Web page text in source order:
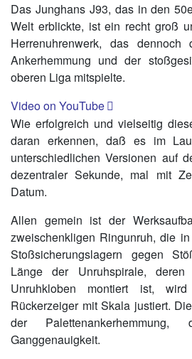
Das Junghans J93, das in den
Welt erblickte, ist ein recht groß
Herrenuhrenwerk, das
Ankerhemmung und der
oberen Liga mitspielte.
Video on YouTube
Wie erfolgreich und vielseitig
daran erkennen, daß es im
unterschiedlichen Versionen auf
dezentraler Sekunde, mal mit
Datum.
Allen gemein ist der
zweischenkligen Ringunruh, die
Stoßsicherungslagern gegen
Länge der Unruhspirale,
Unruhkloben montiert ist,
Rückerzeiger mit Skala justiert.
der
Ganggenauigkeit.